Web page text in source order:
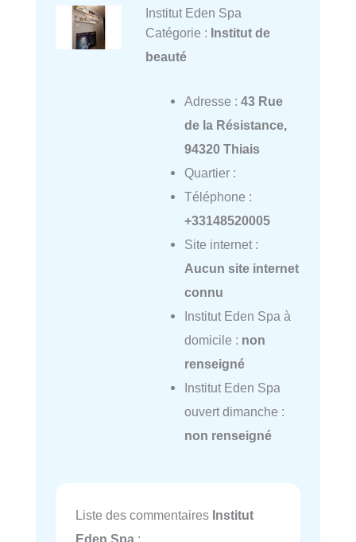
Institut Eden Spa
Catégorie : Institut de
beauté
Adresse : 43 Rue
de la Résistance,
94320 Thiais
Quartier :
Téléphone :
+33148520005
Site internet :
Aucun site internet
connu
Institut Eden Spa à
domicile : non
renseigné
Institut Eden Spa
ouvert dimanche :
non renseigné
Liste des commentaires Institut
Eden Spa :